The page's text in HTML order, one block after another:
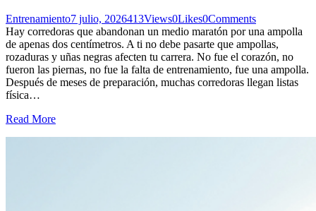
Entrenamiento7 julio, 2026413Views0Likes0Comments
Hay corredoras que abandonan un medio maratón por una ampolla
de apenas dos centímetros. A ti no debe pasarte que ampollas,
rozaduras y uñas negras afecten tu carrera. No fue el corazón, no
fueron las piernas, no fue la falta de entrenamiento, fue una ampolla.
Después de meses de preparación, muchas corredoras llegan listas
física…
Read More